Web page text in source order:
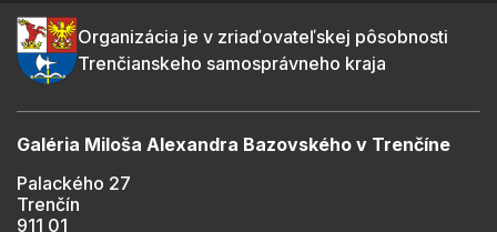
Organizácia je v zriaďovateľskej pôsobnosti
Trenčianskeho samosprávneho kraja
Galéria Miloša Alexandra Bazovského v Trenčíne
Palackého 27
Trenčín
911 01